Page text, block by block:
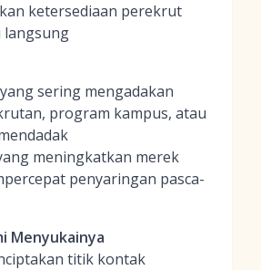
ketersediaan perekrut
langsung
sering mengadakan
program kampus, atau
meningkatkan merek
penyaringan pasca-
Menyukainya
titik kontak